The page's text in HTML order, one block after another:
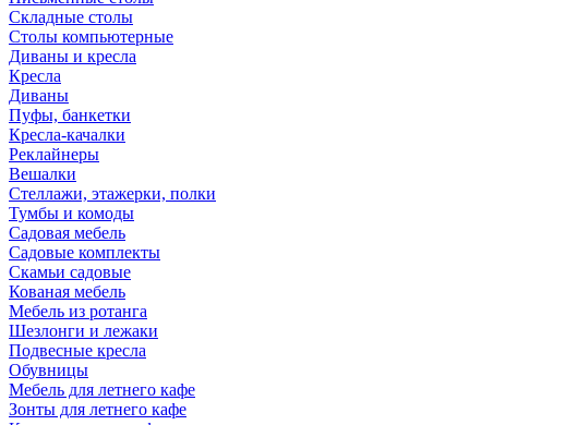
Складные столы
Столы компьютерные
Диваны и кресла
Кресла
Диваны
Пуфы, банкетки
Кресла-качалки
Реклайнеры
Вешалки
Стеллажи, этажерки, полки
Тумбы и комоды
Садовая мебель
Садовые комплекты
Скамьи садовые
Кованая мебель
Мебель из ротанга
Шезлонги и лежаки
Подвесные кресла
Обувницы
Мебель для летнего кафе
Зонты для летнего кафе